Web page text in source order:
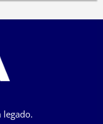
legado.